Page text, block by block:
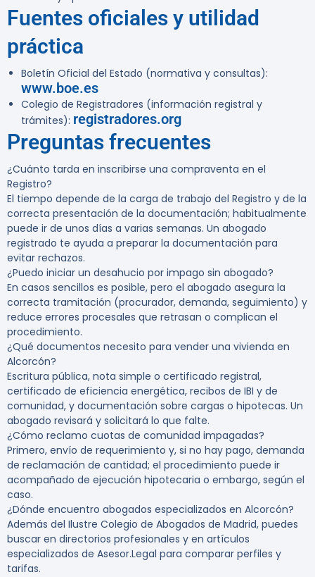
Fuentes oficiales y utilidad
práctica
Boletín Oficial del Estado (normativa y consultas):
www.boe.es
Colegio de Registradores (información registral y
trámites): registradores.org
Preguntas frecuentes
¿Cuánto tarda en inscribirse una compraventa en el
Registro?
El tiempo depende de la carga de trabajo del Registro y de la
correcta presentación de la documentación; habitualmente
puede ir de unos días a varias semanas. Un abogado
registrado te ayuda a preparar la documentación para
evitar rechazos.
¿Puedo iniciar un desahucio por impago sin abogado?
En casos sencillos es posible, pero el abogado asegura la
correcta tramitación (procurador, demanda, seguimiento) y
reduce errores procesales que retrasan o complican el
procedimiento.
¿Qué documentos necesito para vender una vivienda en
Alcorcón?
Escritura pública, nota simple o certificado registral,
certificado de eficiencia energética, recibos de IBI y de
comunidad, y documentación sobre cargas o hipotecas. Un
abogado revisará y solicitará lo que falte.
¿Cómo reclamo cuotas de comunidad impagadas?
Primero, envío de requerimiento y, si no hay pago, demanda
de reclamación de cantidad; el procedimiento puede ir
acompañado de ejecución hipotecaria o embargo, según el
caso.
¿Dónde encuentro abogados especializados en Alcorcón?
Además del Ilustre Colegio de Abogados de Madrid, puedes
buscar en directorios profesionales y en artículos
especializados de Asesor.Legal para comparar perfiles y
tarifas.